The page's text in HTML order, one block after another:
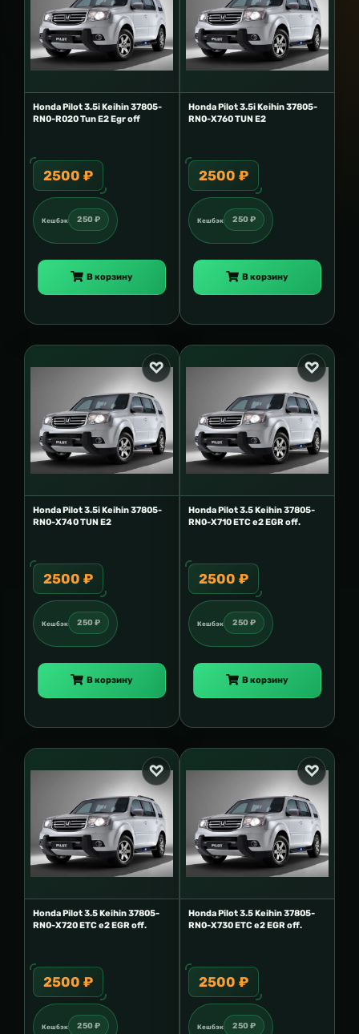
Honda Pilot 3.5i Keihin 37805-
RN0-R020 Tun E2 Egr off
2500 ₽
Кешбэк 250 ₽
В корзину
Honda Pilot 3.5i Keihin 37805-
RN0-X760 TUN E2
2500 ₽
Кешбэк 250 ₽
В корзину
Honda Pilot 3.5i Keihin 37805-
RN0-X740 TUN E2
2500 ₽
Кешбэк 250 ₽
В корзину
Honda Pilot 3.5 Keihin 37805-
RN0-X710 ETC e2 EGR off.
2500 ₽
Кешбэк 250 ₽
В корзину
Honda Pilot 3.5 Keihin 37805-
RN0-X720 ETC e2 EGR off.
2500 ₽
Кешбэк 250 ₽
Honda Pilot 3.5 Keihin 37805-
RN0-X730 ETC e2 EGR off.
2500 ₽
Кешбэк 250 ₽